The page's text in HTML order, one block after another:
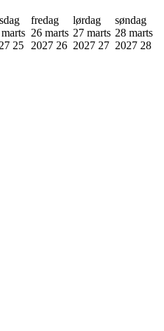
25
fredag
26 marts
2027 26
lørdag
27 marts
2027 27
søndag
28 marts
2027 28